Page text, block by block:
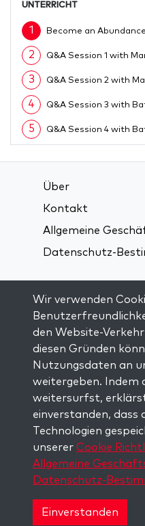
UNTERRICHT
1 Become an
2 Q&A Session 1 with
3 Q&A Session 2 with
4 Q&A Session 3 with
5 Q&A Session 4 with
Über
Kontakt
Allgemeine
Datenschutz-
Verbindung über
Visit kabbalah
AUF DEM
Trage dich in
erhalte
deinem
Anmelden
reserved.
Wir verwenden
den Website-
diesen Gründen
Nutzungsdaten an
weitergeben. Indem
weitersurfst,
einverstanden, dass
Technologien
unserer Cookie
Allgemeine
Datenschutz-
Einverstanden